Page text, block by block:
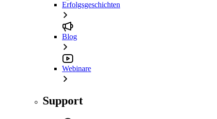
Erfolgsgeschichten
Blog
Webinare
Support